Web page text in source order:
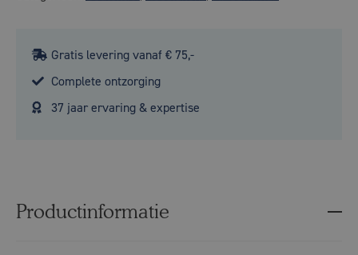
Gratis levering vanaf € 75,-
Complete ontzorging
37 jaar ervaring & expertise
Productinformatie